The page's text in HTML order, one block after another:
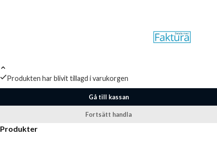
Produkten har blivit tillagd i varukorgen
Gå till kassan
Fortsätt handla
Produkter